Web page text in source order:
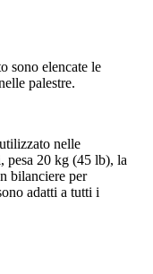
sono elencate le
palestre.
nelle
pesa 20 kg (45 lb), la
bilanciere per
adatti a tutti i